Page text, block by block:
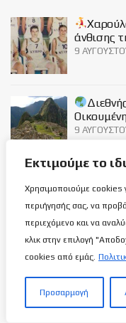
Εκτιμούμε το
Χρησιμοποιούμε cookies
περιήγησής σας, να
περιεχόμενο και να
κλικ στην επιλογή
cookies από εμάς.
Προσαρμογή
άνθισης
9
9
η τύχη
9
Social